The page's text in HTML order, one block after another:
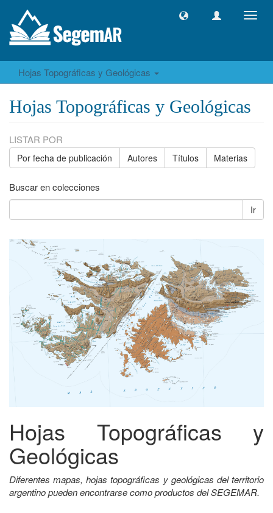
Hojas Topográficas y Geológicas
Hojas Topográficas y Geológicas
LISTAR POR
Por fecha de publicación Autores Títulos Materias
Buscar en colecciones
Ir
Hojas Topográficas y
Geológicas
Diferentes mapas, hojas topográficas y geológicas del territorio
argentino pueden encontrarse como productos del SEGEMAR.